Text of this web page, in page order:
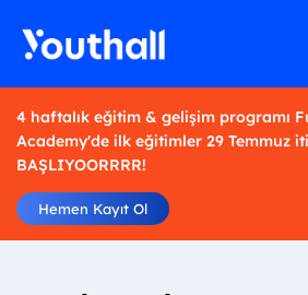
4 haftalık eğitim & gelişim programı
Academy'de ilk eğitimler 29 Temmuz
BAŞLIYOORRRR!
Hemen Kayıt Ol